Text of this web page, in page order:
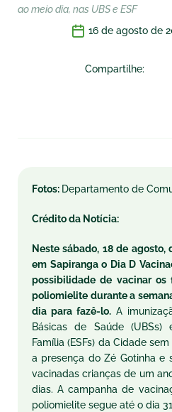
ao meio dia, nas UBS e ESF
16 de agosto de
Compartilhe:
Fotos: Departamento de
Crédito da Notícia:
Nestesábado, 18 de agosto,
em Sapiranga o DiaD
possibilidade de vacinar os
poliomielite durante a
dia para fazê-lo. A
Básicas de Saúde (UBSs)
Família (ESFs) da Cidade
a presença do Zé Gotinha e
vacinadas crianças de um
dias. A campanha de
poliomielite segue até o dia